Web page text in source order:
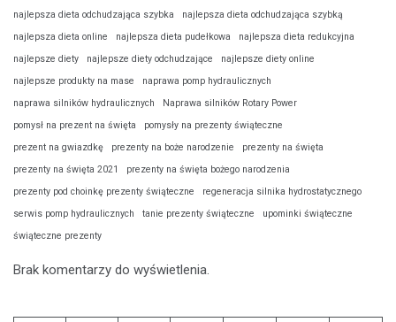
najlepsza dieta odchudzająca szybka
najlepsza dieta odchudzająca szybką
najlepsza dieta online
najlepsza dieta pudełkowa
najlepsza dieta redukcyjna
najlepsze diety
najlepsze diety odchudzające
najlepsze diety online
najlepsze produkty na mase
naprawa pomp hydraulicznych
naprawa silników hydraulicznych
Naprawa silników Rotary Power
pomysł na prezent na święta
pomysły na prezenty świąteczne
prezent na gwiazdkę
prezenty na boże narodzenie
prezenty na święta
prezenty na święta 2021
prezenty na święta bożego narodzenia
prezenty pod choinkę prezenty świąteczne
regeneracja silnika hydrostatycznego
serwis pomp hydraulicznych
tanie prezenty świąteczne
upominki świąteczne
świąteczne prezenty
Brak komentarzy do wyświetlenia.